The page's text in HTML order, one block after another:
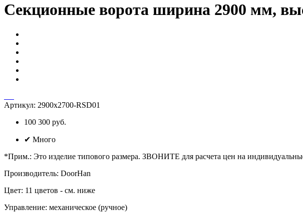
Секционные ворота ширина 2900 мм,
Артикул: 2900х2700-RSD01
100 300 руб.
✔ Много
*Прим.: Это изделие типового размера. ЗВОНИТЕ для расчета цен на
Производитель: DoorHan
Цвет: 11 цветов - см. ниже
Управление: механическое (ручное)